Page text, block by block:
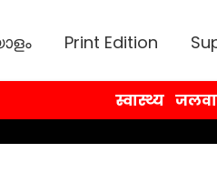
Print Edition
स्वास्थ्य